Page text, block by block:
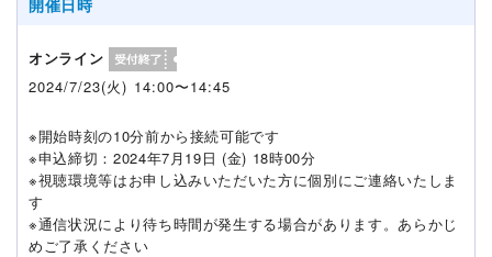
開催日時
オンライン
2024/7/23(火) 14:00〜14:45
※開始時刻の10分前から接続可能です
※申込締切：2024年7月19日 (金) 18時00分
※視聴環境等はお申し込みいただいた方に個別にご連絡いたしま
す
※通信状況により待ち時間が発生する場合があります。あらかじ
めご了承ください